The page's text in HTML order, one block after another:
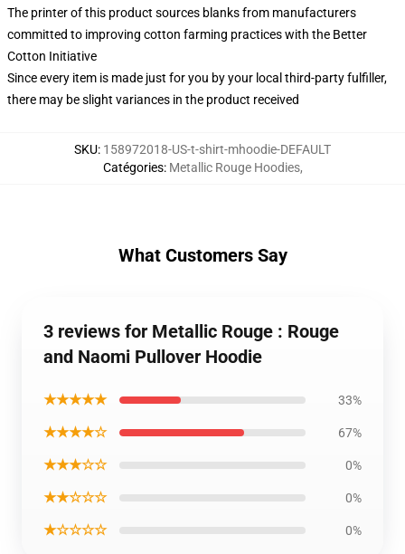
The printer of this product sources blanks from manufacturers
committed to improving cotton farming practices with the Better
Cotton Initiative
Since every item is made just for you by your local third-party fulfiller,
there may be slight variances in the product received
SKU: 158972018-US-t-shirt-mhoodie-DEFAULT
Catégories: Metallic Rouge Hoodies,
What Customers Say
3 reviews for Metallic Rouge : Rouge
and Naomi Pullover Hoodie
★★★★★ 33%
★★★★☆ 67%
★★★☆☆ 0%
★★☆☆☆ 0%
★☆☆☆☆ 0%